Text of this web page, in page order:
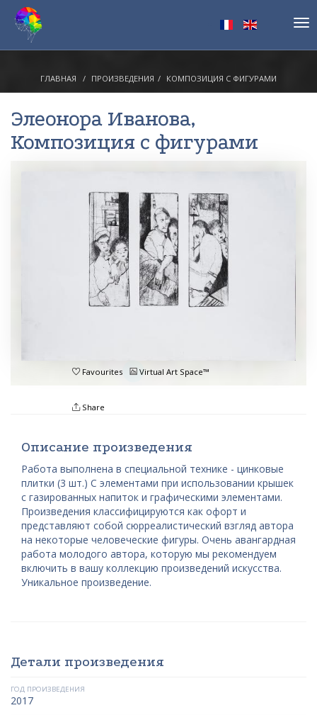
ГЛАВНАЯ ПРОИЗВЕДЕНИЯ КОМПОЗИЦИЯ С ФИГУРАМИ
Элеонора Иванова,
Композиция с фигурами
Favourites Virtual Art Space™
Share
Описание произведения
Работа выполнена в специальной технике - цинковые
плитки (3 шт.) С элементами при использовании крышек
с газированных напиток и графическими элементами.
Произведения классифицируются как офорт и
представляют собой сюрреалистический взгляд автора
на некоторые человеческие фигуры. Очень авангардная
работа молодого автора, которую мы рекомендуем
включить в вашу коллекцию произведений искусства.
Уникальное произведение.
Детали произведения
ГОД ПРОИЗВЕДЕНИЯ
2017